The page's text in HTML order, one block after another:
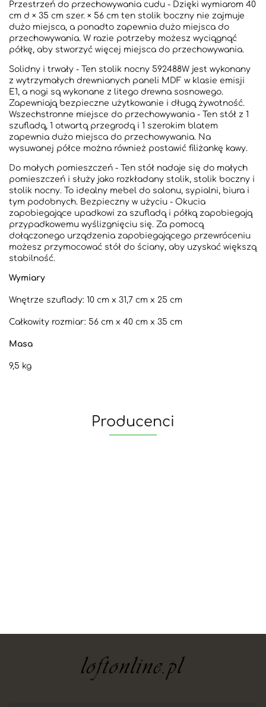
Przestrzeń do przechowywania cudu - Dzięki wymiarom 40
cm d × 35 cm szer. × 56 cm ten stolik boczny nie zajmuje
dużo miejsca, a ponadto zapewnia dużo miejsca do
przechowywania. W razie potrzeby możesz wyciągnąć
półkę, aby stworzyć więcej miejsca do przechowywania.
Solidny i trwały - Ten stolik nocny 592488W jest wykonany
z wytrzymałych drewnianych paneli MDF w klasie emisji
E1, a nogi są wykonane z litego drewna sosnowego.
Zapewniają bezpieczne użytkowanie i długą żywotność.
Wszechstronne miejsce do przechowywania - Ten stół z 1
szufladą, 1 otwartą przegrodą i 1 szerokim blatem
zapewnia dużo miejsca do przechowywania. Na
wysuwanej półce można również postawić filiżankę kawy.
Do małych pomieszczeń - Ten stół nadaje się do małych
pomieszczeń i służy jako rozkładany stolik, stolik boczny i
stolik nocny. To idealny mebel do salonu, sypialni, biura i
tym podobnych. Bezpieczny w użyciu - Okucia
zapobiegające upadkowi za szufladą i półką zapobiegają
przypadkowemu wyślizgnięciu się. Za pomocą
dołączonego urządzenia zapobiegającego przewróceniu
możesz przymocować stół do ściany, aby uzyskać większą
stabilność.
Wymiary
Wnętrze szuflady: 10 cm x 31,7 cm x 25 cm
Całkowity rozmiar: 56 cm x 40 cm x 35 cm
Masa
9,5 kg
Producenci